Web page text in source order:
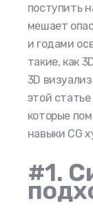
поступить
мешает
и годами
такие, как
3D
этой
которые
навыки CG
#1.